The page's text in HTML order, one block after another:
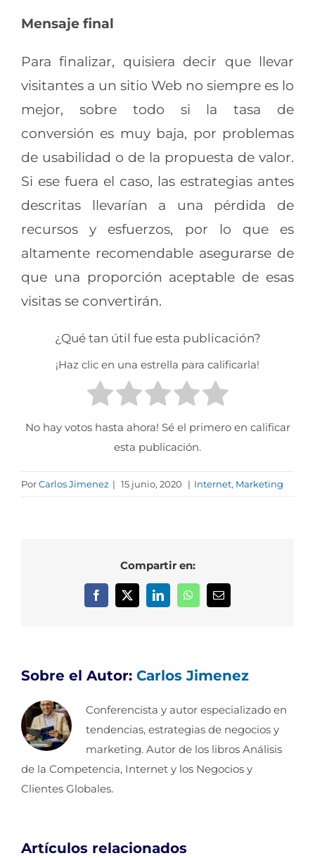
Mensaje final
Para finalizar, quisiera decir que llevar
visitantes a un sitio Web no siempre es lo
mejor, sobre todo si la tasa de
conversión es muy baja, por problemas
de usabilidad o de la propuesta de valor.
Si ese fuera el caso, las estrategias antes
descritas llevarían a una pérdida de
recursos y esfuerzos, por lo que es
altamente recomendable asegurarse de
que una proporción aceptable de esas
visitas se convertirán.
¿Qué tan útil fue esta publicación?
¡Haz clic en una estrella para calificarla!
No hay votos hasta ahora! Sé el primero en calificar
esta publicación.
PorCarlos Jimenez | 15 junio, 2020 | Internet, Marketing
Compartir en:
Facebook
X LinkedInWhatsAppCorreo
electrónico
Sobre el Autor: Carlos Jimenez
Conferencista y autor especializado en
tendencias, estrategias de negocios y
marketing. Autor de los libros Análisis
de la Competencia, Internet y los Negocios y
Clientes Globales.
Artículos relacionados